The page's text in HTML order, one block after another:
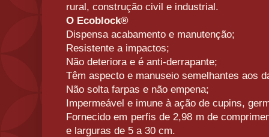
rural, construção civil e industrial.
O Ecoblock®
Dispensa acabamento e manutenção;
Resistente a impactos;
Não deteriora e é anti-derrapante;
Têm aspecto e manuseio semelhantes aos
Não solta farpas e não empena;
Impermeável e imune à ação de cupins,
Fornecido em perfis de 2,98 m de
e larguras de 5 a 30 cm.